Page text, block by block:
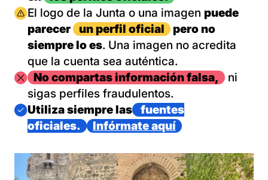
Imagen
El logo de la Junta o una imagen puede
parecer
un perfil oficial
pero no
siempre lo es. Una imagen no acredita
que la cuenta sea auténtica.
ImagenNo compartas información falsa,
ni
sigas perfiles fraudulentos.
Imagen
Utiliza siempre las
fuentes
oficiales.
Infórmate aquí